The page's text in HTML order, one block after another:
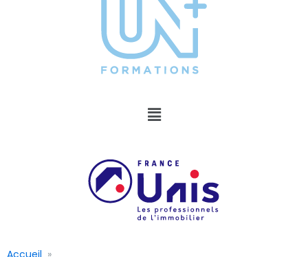
Accueil